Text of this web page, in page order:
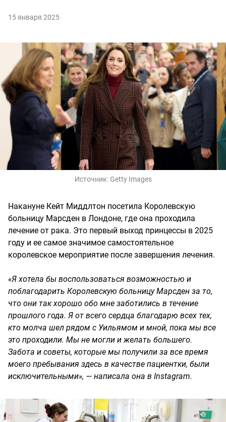
15 января 2025
Источник: Getty Images
Накануне Кейт Миддлтон посетила Королевскую
больницу Марсден в Лондоне, где она проходила
лечение от рака. Это первый выход принцессы в 2025
году и ее самое значимое самостоятельное
королевское мероприятие после завершения лечения.
«Я хотела бы воспользоваться возможностью и
поблагодарить Королевскую больницу Марсден за то,
что они так хорошо обо мне заботились в течение
прошлого года. Я от всего сердца благодарю всех тех,
кто молча шел рядом с Уильямом и мной, пока мы все
это проходили. Мы не могли и желать большего.
Забота и советы, которые мы получили за все время
моего пребывания здесь в качестве пациентки, были
исключительными», — написала она в Instagram.